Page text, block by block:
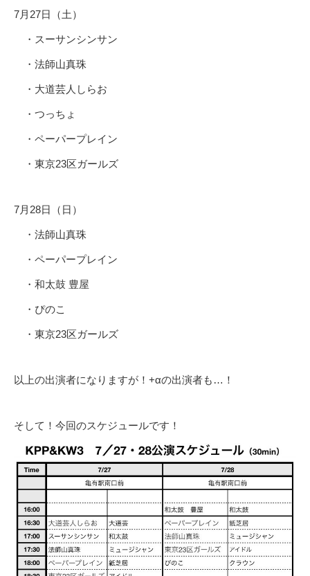
7月27日（土）
・スーサンシンサン
・法師山真珠
・大道芸人しらお
・つっちょ
・ペーパープレイン
・東京23区ガールズ
7月28日（日）
・法師山真珠
・ペーパープレイン
・和太鼓 豊屋
・ぴのこ
・東京23区ガールズ
以上の出演者になりますが！+αの出演者も…！
そして！今回のスケジュールです！